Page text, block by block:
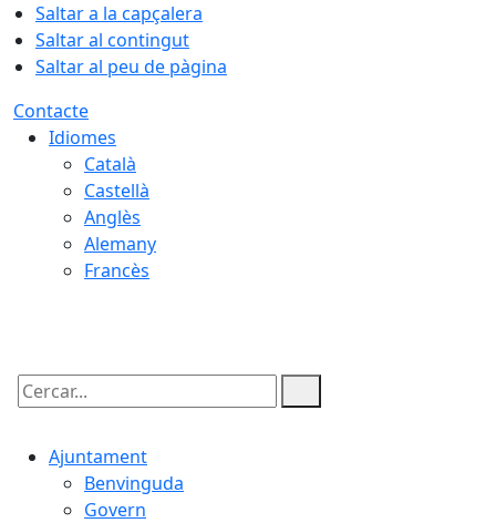
Saltar a la capçalera
Saltar al contingut
Saltar al peu de pàgina
Contacte
Idiomes
Català
Castellà
Anglès
Alemany
Francès
Cercar:
Ajuntament
Benvinguda
Govern